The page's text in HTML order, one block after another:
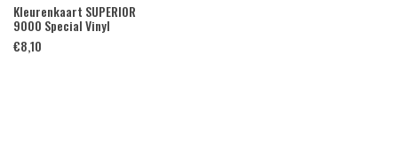
Kleurenkaart SUPERIOR
9000 Special Vinyl
€8,10